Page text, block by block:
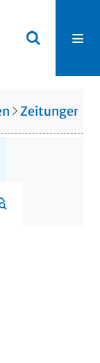
Zeitungen